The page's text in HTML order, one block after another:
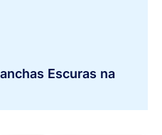
Escuras na